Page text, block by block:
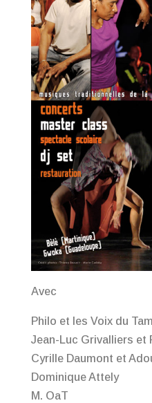
Avec
Philo et les Voix du
Jean-Luc Grivalliers et
Cyrille Daumont et
Dominique Attely
M. OaT